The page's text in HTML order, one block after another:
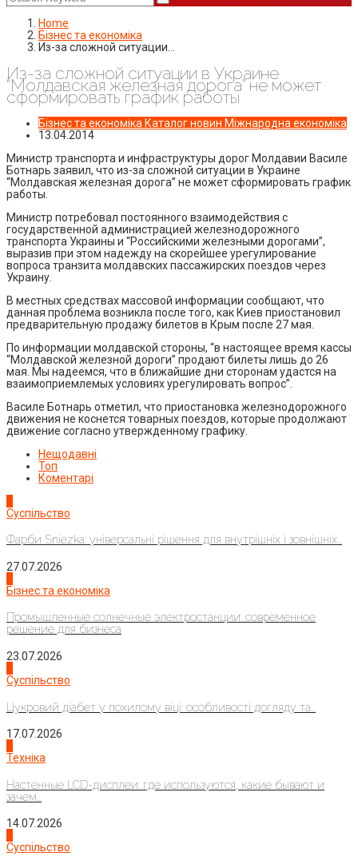
Home
Бізнес та економіка
Из-за сложной ситуации…
Из-за сложной ситуации в Украине
“Молдавская железная дорога” не может
сформировать график работы
Бізнес та економіка Каталог новин Міжнародна економіка
13.04.2014
Министр транспорта и инфраструктуры дорог Молдавии Василе
Ботнарь заявил, что из-за сложной ситуации в Украине
“Молдавская железная дорога” не может сформировать график
работы.
Министр потребовал постоянного взаимодействия с
государственной администрацией железнодорожного
транспорта Украины и “Российскими железными дорогами”,
выразив при этом надежду на скорейшее урегулирование
вопроса транзита молдавских пассажирских поездов через
Украину.
В местных средствах массовой информации сообщают, что
данная проблема возникла после того, как Киев приостановил
предварительную продажу билетов в Крым после 27 мая.
По информации молдавской стороны, “в настоящее время кассы
“Молдавской железной дороги” продают билеты лишь до 26
мая. Мы надеемся, что в ближайшие дни сторонам удастся на
взаимоприемлемых условиях урегулировать вопрос”.
Василе Ботнарь отметил, что приостановка железнодорожного
движения не коснется товарных поездов, которые продолжают
движение согласно утвержденному графику.
Нещодавні
Топ
Коментарі
Суспільство
Фарби Sniezka: універсальні рішення для внутрішніх і зовнішніх...
27.07.2026
Бізнес та економіка
Промышленные солнечные электростанции: современное
решение для бизнеса
23.07.2026
Суспільство
Цукровий діабет у похилому віці: особливості догляду та...
17.07.2026
Техніка
Настенные LCD-дисплеи: где используются, какие бывают и
зачем...
14.07.2026
Суспільство